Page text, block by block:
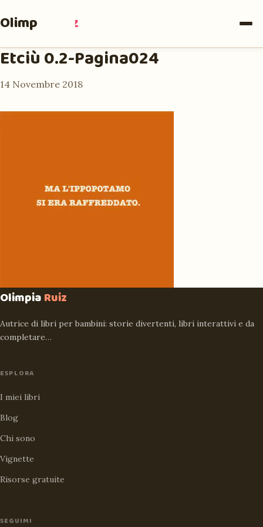
Olimpia Ruiz
Etciù 0.2-Pagina024
14 Novembre 2018
OlimpiaRuiz
Autrice di libri per bambini: storie divertenti, libri interattivi e da
completare…
ESPLORA
I miei libri
Blog
Chi sono
Vignette
Risorse gratuite
SEGUIMI